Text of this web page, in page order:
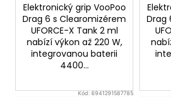
Elektronický grip VooPoo
Drag 6 s Clearomizérem
UFORCE-X Tank 2 ml
nabízí výkon až 220 W,
integrovanou baterii
4400...
Drag
Kód:6941291587785